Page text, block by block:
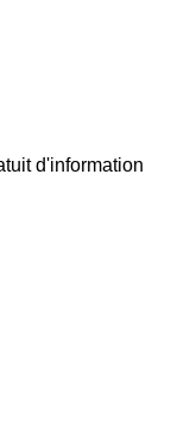
d'information